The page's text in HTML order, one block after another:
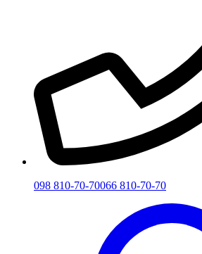
098 810-70-70066 810-70-70